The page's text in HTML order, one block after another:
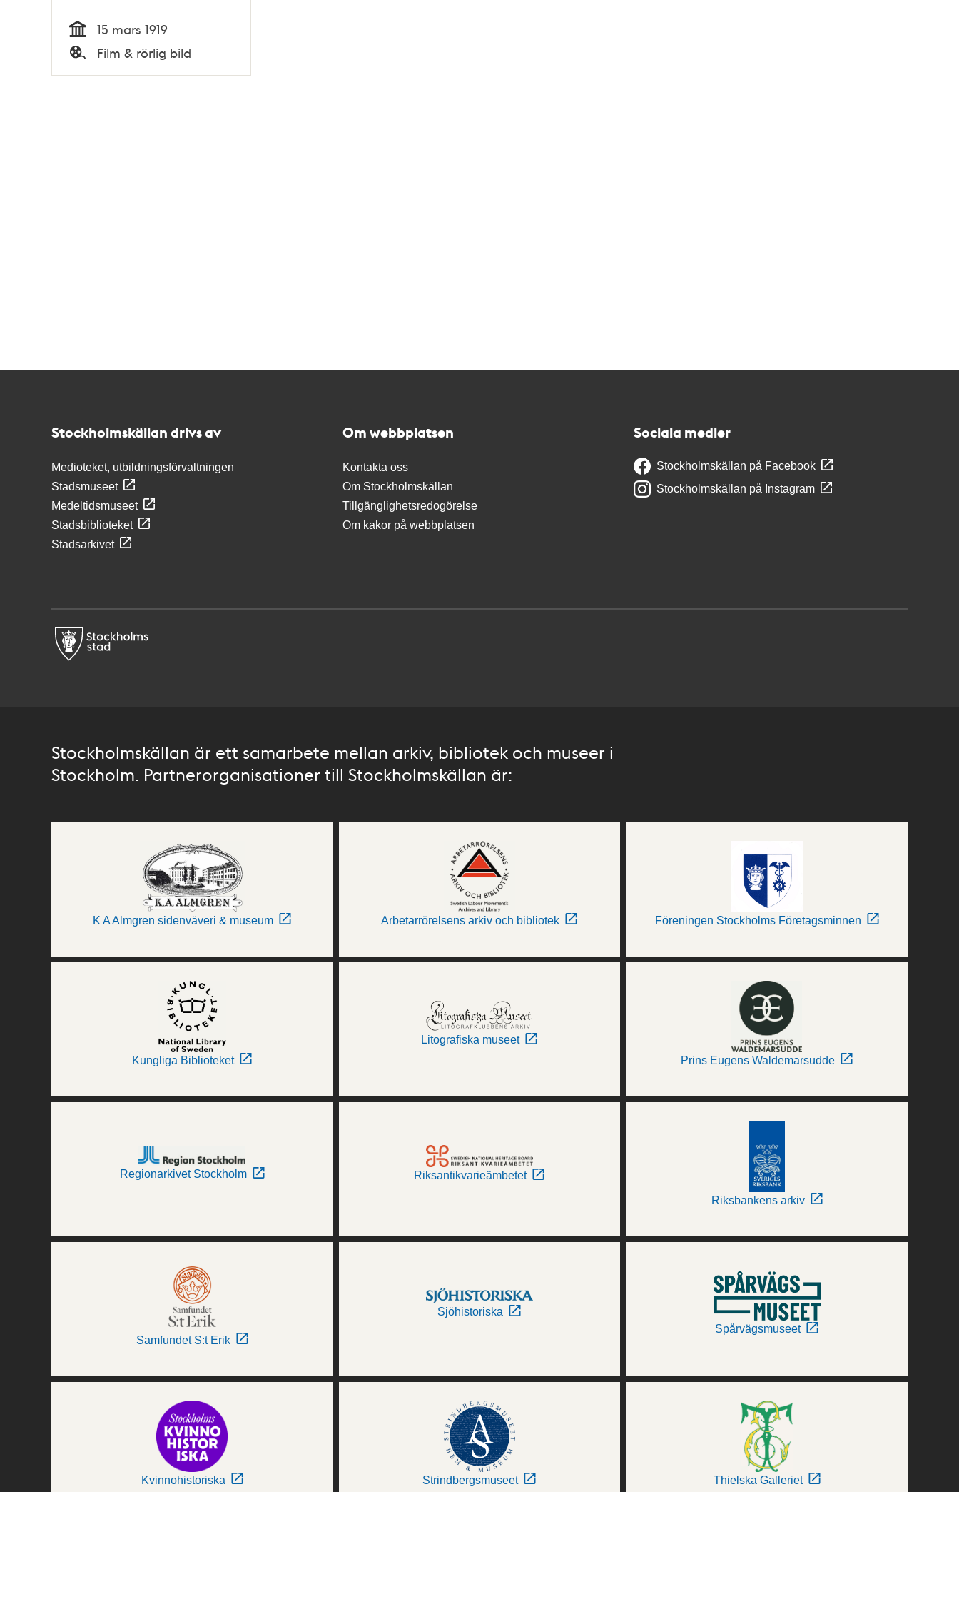
Tid
15 mars 1919
Film & rörlig bild
Stockholmskällan drivs av
Medioteket, utbildningsförvaltningen
Stadsmuseet
Medeltidsmuseet
Stadsbiblioteket
Stadsarkivet
Om webbplatsen
Kontakta oss
Om Stockholmskällan
Tillgänglighetsredogörelse
Om kakor på webbplatsen
Sociala medier
Stockholmskällan på Facebook
Stockholmskällan på Instagram
Stockholmskällan är ett samarbete mellan arkiv, bibliotek och museer i
Stockholm. Partnerorganisationer till Stockholmskällan är:
K A Almgren sidenväveri & museum Arbetarrörelsens arkiv och bibliotek Föreningen Stockholms Företagsminnen
Kungliga Biblioteket
Litografiska museet
Prins Eugens Waldemarsudde
Regionarkivet Stockholm Riksantikvarieämbetet
Riksbankens arkiv
Samfundet S:t Erik
Sjöhistoriska
Spårvägsmuseet
Kvinnohistoriska Strindbergsmuseet Thielska Galleriet